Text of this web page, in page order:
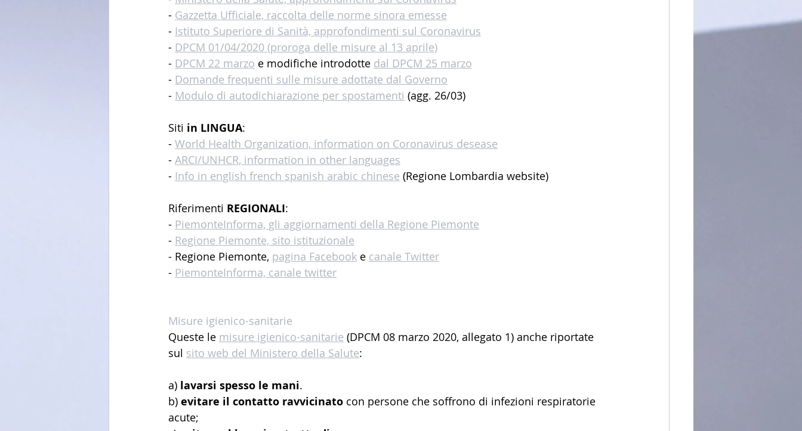
- Gazzetta Ufficiale, raccolta delle norme sinora emesse
- Istituto Superiore di Sanità, approfondimenti sul Coronavirus
- DPCM 01/04/2020 (proroga delle misure al 13 aprile)
- DPCM 22 marzo e modifiche introdotte dal DPCM 25 marzo
- Domande frequenti sulle misure adottate dal Governo
- Modulo di autodichiarazione per spostamenti (agg. 26/03)
Siti in LINGUA:
- World Health Organization, information on Coronavirus desease
- ARCI/UNHCR, information in other languages
- Info in english french spanish arabic chinese (Regione Lombardia website)
Riferimenti REGIONALI:
- PiemonteInforma, gli aggiornamenti della Regione Piemonte
- Regione Piemonte, sito istituzionale
- Regione Piemonte, pagina Facebook e canale Twitter
- PiemonteInforma, canale twitter
Misure igienico-sanitarie
Queste le misure igienico-sanitarie (DPCM 08 marzo 2020, allegato 1) anche riportate
sul sito web del Ministero della Salute:
a) lavarsi spesso le mani.
b) evitare il contatto ravvicinato con persone che soffrono di infezioni respiratorie
acute;